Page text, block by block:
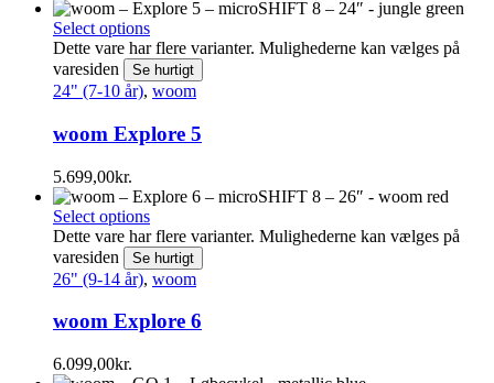
Select options
Dette vare har flere varianter. Mulighederne kan vælges på
varesiden
Se hurtigt
24" (7-10 år), woom
woom Explore 5
5.699,00kr.
Select options
Dette vare har flere varianter. Mulighederne kan vælges på
varesiden
Se hurtigt
26" (9-14 år), woom
woom Explore 6
6.099,00kr.